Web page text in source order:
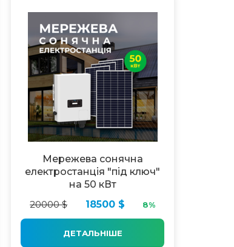
Мережева сонячна
електростанція "під ключ"
на 50 кВт
20000 $
18500 $ 8%
ДЕТАЛЬНІШЕ